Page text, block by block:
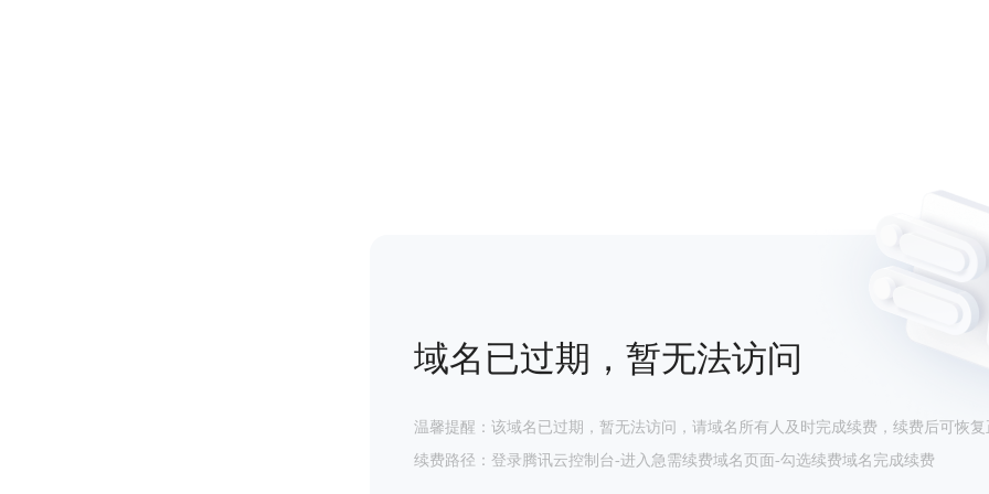
域名已过期，暂无法访问
温馨提醒：该域名已过期，暂无法访问，请域名所有人及时完成续费，续费后可恢复
续费路径：登录腾讯云控制台-进入急需续费域名页面-勾选续费域名完成续费